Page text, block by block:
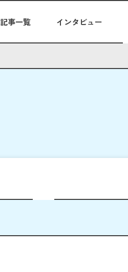
記事一覧 インタビュー